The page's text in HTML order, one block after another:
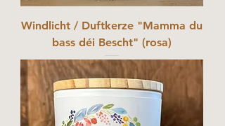
Windlicht / Duftkerze "Mamma du
bass déi Bescht" (rosa)